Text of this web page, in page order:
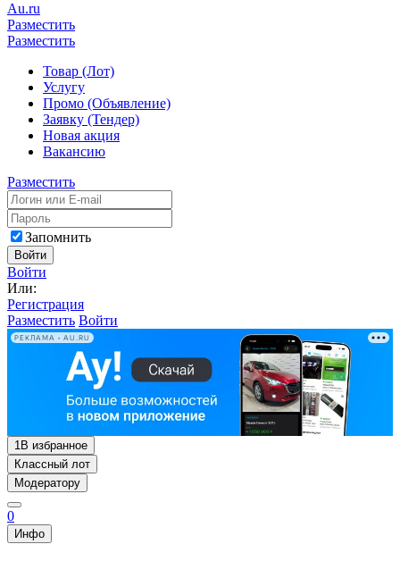
Au.ru
Разместить
Разместить
Товар (Лот)
Услугу
Промо (Объявление)
Заявку (Тендер)
Новая акция
Вакансию
Разместить
Запомнить
Войти
Войти
Или:
Регистрация
Разместить Войти
РЕКЛАМА • AU.RU
1В избранное
Классный лот
Модератору
0
Инфо